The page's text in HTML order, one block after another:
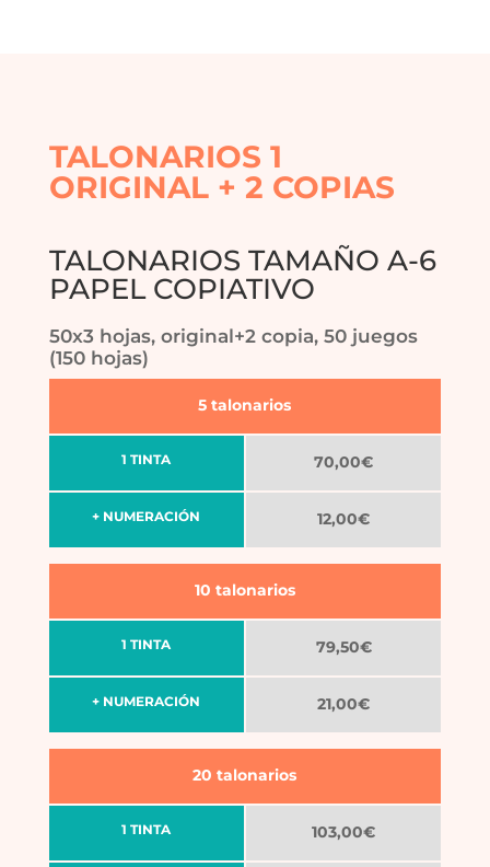
TALONARIOS 1
ORIGINAL + 2 COPIAS
TALONARIOS TAMAÑO A-6
PAPEL COPIATIVO
50x3 hojas, original+2 copia, 50 juegos
(150 hojas)
1 TINTA
+ NUMERACIÓN
5 talonarios
70,00€
12,00€
1 TINTA
+ NUMERACIÓN
10 talonarios
79,50€
21,00€
1 TINTA
20 talonarios
103,00€